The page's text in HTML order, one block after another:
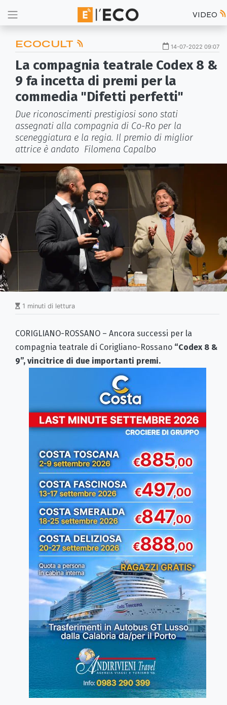
VIDEO
ECOCULT 14-07-2022 09:07
La compagnia teatrale Codex 8 &
9 fa incetta di premi per la
commedia "Difetti perfetti"
Due riconoscimenti prestigiosi sono stati
assegnati alla compagnia di Co-Ro per la
sceneggiatura e la regia. Il premio di miglior
attrice è andato Filomena Capalbo
1 minuti di lettura
CORIGLIANO-ROSSANO – Ancora successi per la
compagnia teatrale di Corigliano-Rossano “Codex 8 &
9”, vincitrice di due importanti premi.